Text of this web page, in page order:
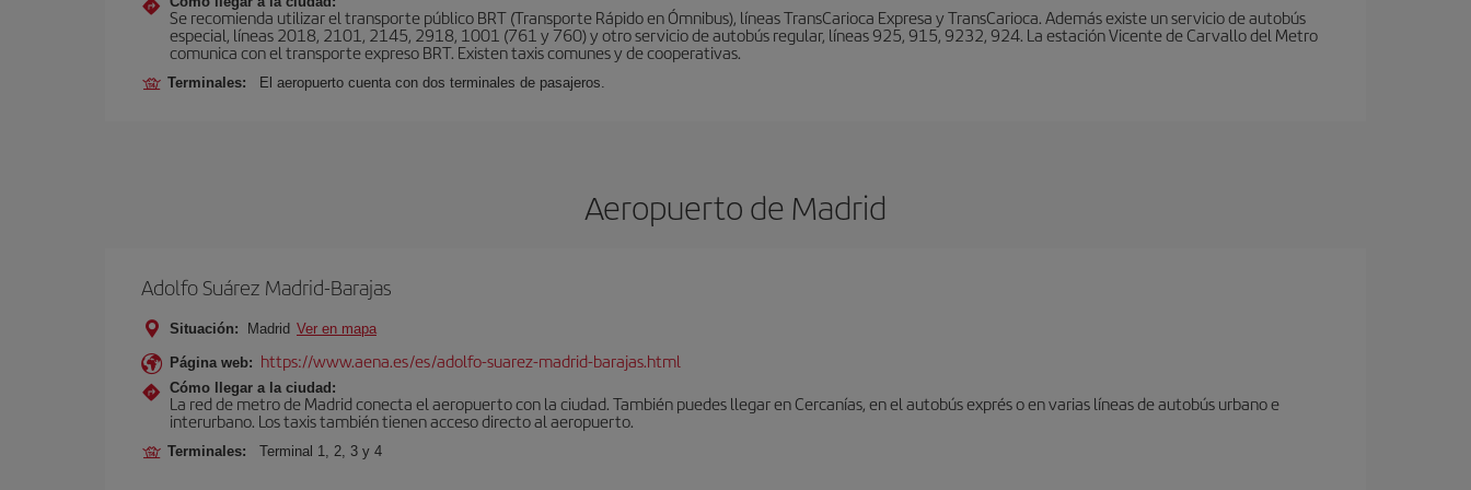
Se recomienda utilizar el transporte público BRT (Transporte Rápido en Ómnibus), líneas TransCarioca Expresa y TransCarioca. Además existe un servicio de autobús
especial, líneas 2018, 2101, 2145, 2918, 1001 (761 y 760) y otro servicio de autobús regular, líneas 925, 915, 9232, 924. La estación Vicente de Carvallo del Metro
comunica con el transporte expreso BRT. Existen taxis comunes y de cooperativas.
Terminales: El aeropuerto cuenta con dos terminales de pasajeros.
Aeropuerto de Madrid
Adolfo Suárez Madrid-Barajas
Situación: Madrid Ver en mapa
Página web: https://www.aena.es/es/adolfo-suarez-madrid-barajas.html
Cómo llegar a la ciudad:
La red de metro de Madrid conecta el aeropuerto con la ciudad. También puedes llegar en Cercanías, en el autobús exprés o en varias líneas de autobús urbano e
interurbano. Los taxis también tienen acceso directo al aeropuerto.
Terminales: Terminal 1, 2, 3 y 4